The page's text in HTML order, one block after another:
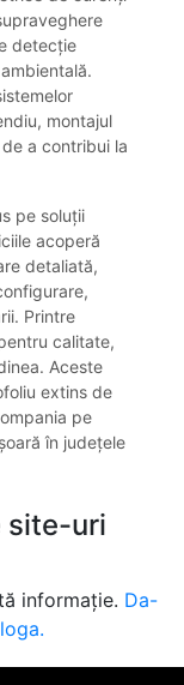
detecție
montajul
a contribui la
pe soluții
acoperă
detaliată,
Printre
calitate,
Aceste
extins de
pe
în județele
site-uri
informație. Da-